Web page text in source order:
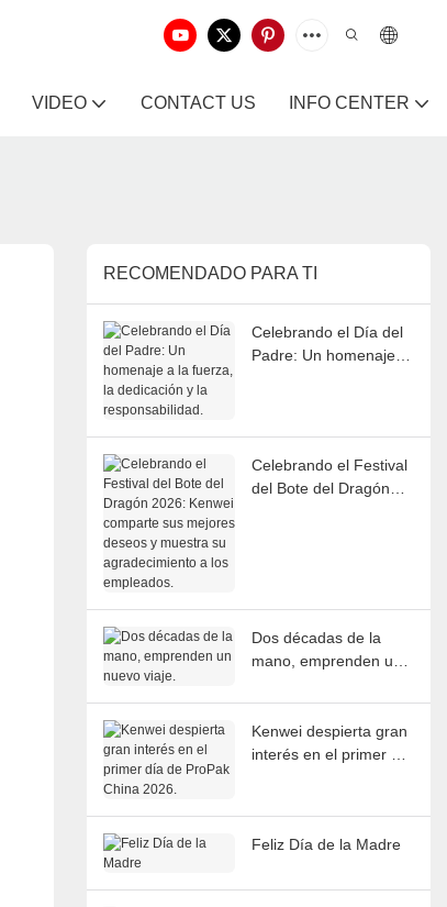
VIDEO CONTACT US INFO CENTER
RECOMENDADO PARA TI
Celebrando el Día del
Padre: Un homenaje a
Celebrando el Festival
del Bote del Dragón
Dos décadas de la
mano, emprenden un
Kenwei despierta gran
interés en el primer día
Feliz Día de la Madre